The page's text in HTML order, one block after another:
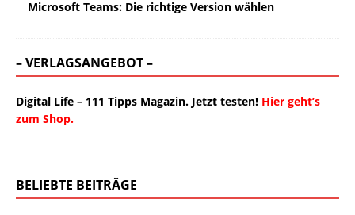
Microsoft Teams: Die richtige Version wählen
– VERLAGSANGEBOT –
Digital Life – 111 Tipps Magazin. Jetzt testen! Hier geht’s
zum Shop.
BELIEBTE BEITRÄGE